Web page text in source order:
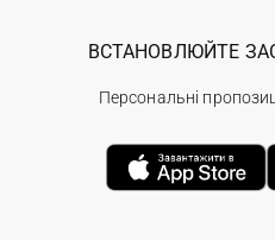
ВСТАНОВЛЮЙТЕ
Персональні